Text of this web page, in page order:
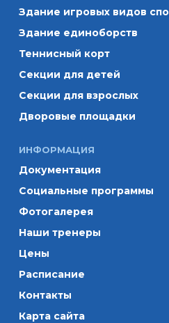
Здание игровых видов
Здание единоборств
Теннисный корт
Секции для детей
Секции для взрослых
Дворовые площадки
ИНФОРМАЦИЯ
Документация
Социальные программы
Фотогалерея
Наши тренеры
Цены
Расписание
Контакты
Карта сайта